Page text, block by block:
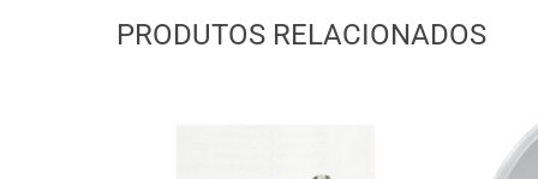
PRODUTOS RELACIONADOS